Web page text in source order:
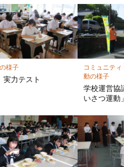
様子
力テスト
コミュニテ
動の様子
学校運営協
いさつ運動